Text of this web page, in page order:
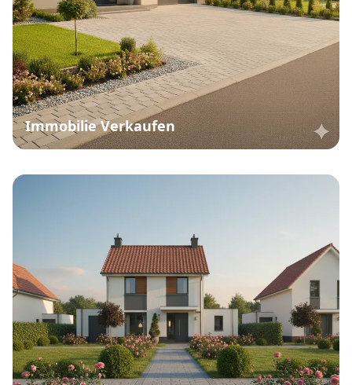
Immobilie Verkaufen